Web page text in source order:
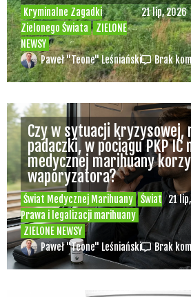
Kryminalne Zagadki
Zielonego Świata
ZIELONE
NEWSY
21 lip, 2026
Paweł "Teone" Leśniański Brak
Świat Medycznej Marihuany
Świat
Prawa i legalizacji marihuany
ZIELONE NEWSY
21
Czy w sytuacji kryzysowej,
padaczki, w pociągu PKP IC
medycznej marihuany
waporyzatora?
Paweł "Teone" Leśniański Brak